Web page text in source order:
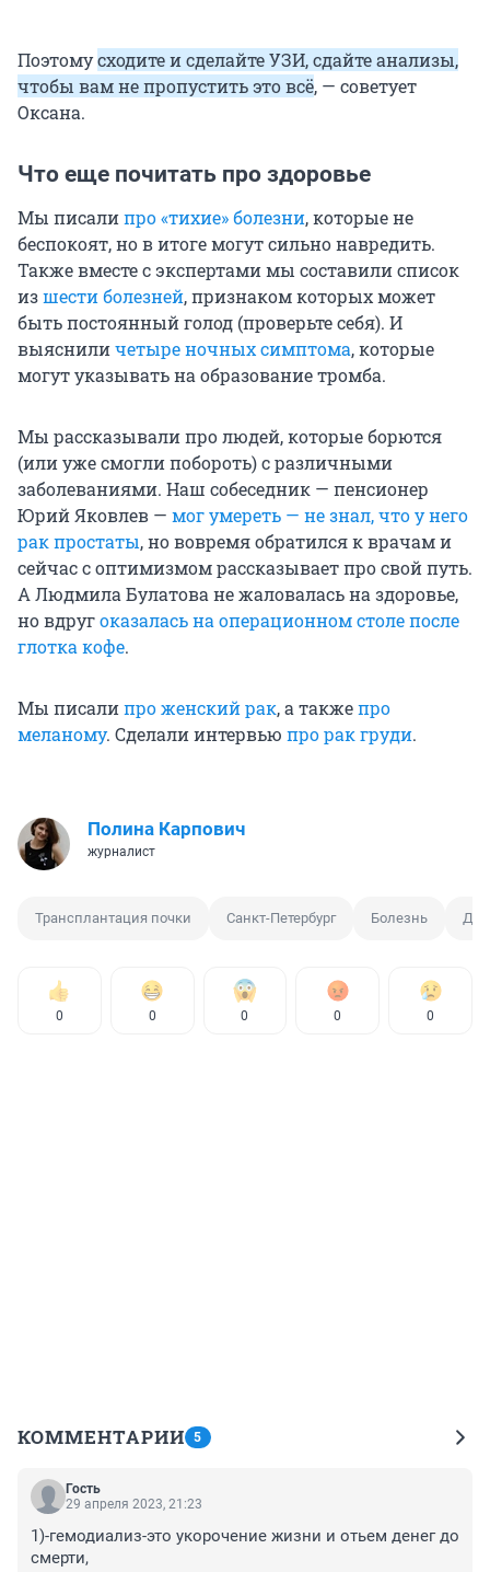
Поэтомусходите и сделайте УЗИ, сдайте анализы,
чтобы вам не пропустить это всё, — советует
Оксана.
Что еще почитать про здоровье
Мы писалипро «тихие» болезни, которые не
беспокоят, но в итоге могут сильно навредить.
Также вместе с экспертами мы составили список
изшести болезней, признаком которых может
быть постоянный голод (проверьте себя). И
выясниличетыре ночных симптома, которые
могут указывать на образование тромба.
Мы рассказывали про людей, которые борются
(или уже смогли побороть) с различными
заболеваниями. Наш собеседник — пенсионер
Юрий Яковлев — мог умереть — не знал, что у него
рак простаты, но вовремя обратился к врачам и
сейчас с оптимизмом рассказывает про свой путь.
А Людмила Булатова не жаловалась на здоровье,
но вдругоказалась на операционном столе после
глотка кофе.
Мы писалипро женский рак, а такжепро
меланому. Сделали интервью про рак груди.
Полина Карпович
журналист
Трансплантация почки Санкт-Петербург Болезнь
0 0 0 0 0
КОММЕНТАРИИ 5
Гость
29 апреля 2023, 21:23
1)-гемодиализ-это укорочение жизни и отьем денег до
смерти,